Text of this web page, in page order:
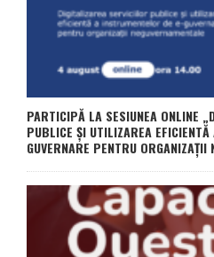
PARTICIPĂ LA SESIUNEA ONLINE
PUBLICE ȘI UTILIZAREA
GUVERNARE PENTRU ORGANIZAȚII